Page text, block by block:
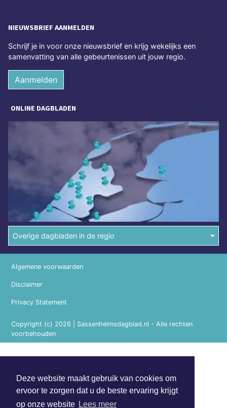
Deze website maakt gebruik van cookies om
ervoor te zorgen dat u de beste ervaring krijgt
op onze website Lees meer
NIEUWSBRIEF AANMELDEN
Schrijf je in voor onze nieuwsbrief en krijg wekelijks een
samenvatting van alle gebeurtenissen uit jouw regio.
Aanmelden
ONLINE DAGBLADEN
Overige dagbladen in de regio
Copyright (c) 2026 | Sassenheimsdagblad.nl - Alle rechten
voorbehouden
Algemene voorwaarden
Disclaimer
Privacy Statement